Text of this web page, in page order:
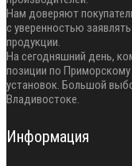
Нам доверяют
с уверенностью
продукции.
На сегодняшний день,
позиции по
установок. Большой
Владивостоке.
Информация